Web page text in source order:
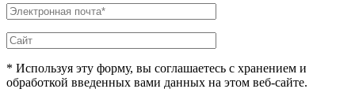
* Используя эту форму, вы соглашаетесь с хранением и
обработкой введенных вами данных на этом веб-сайте.